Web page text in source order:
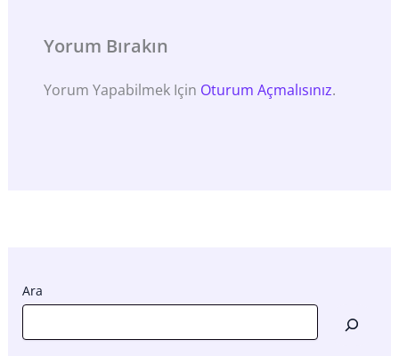
Yorum Bırakın
Yorum Yapabilmek Için Oturum Açmalısınız.
Ara